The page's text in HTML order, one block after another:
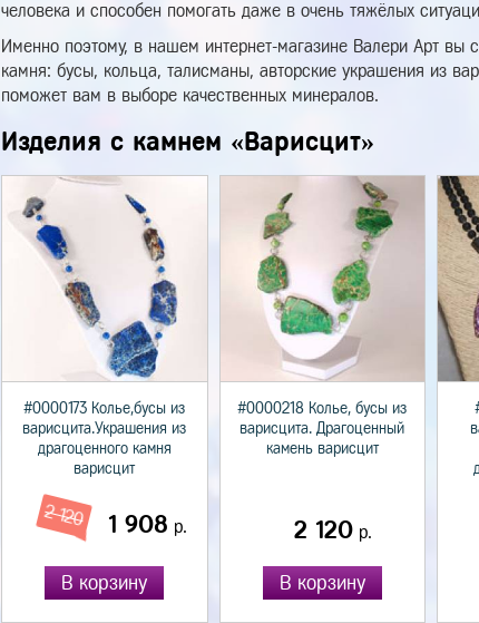
человека и способен помогать даже в очень тяжёлых
Именно поэтому, в нашем интернет-магазине Валери Арт вы
камня: бусы, кольца, талисманы, авторские украшения из
поможет вам в выборе качественных минералов.
Изделия с камнем «Варисцит»
#0000173 Колье,бусы из
варисцита.Украшения из
драгоценного камня
варисцит
2 120 1 908 р.
В корзину
#0000218 Колье, бусы из
варисцита. Драгоценный
камень варисцит
2 120 р.
В корзину